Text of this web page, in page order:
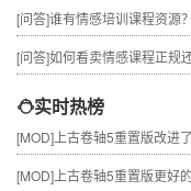
[问答]谁有情感培训课程资源？
[问答]如何看卖情感课程正规
实时热榜
[MOD] 上古卷轴5重置版改进
[MOD] 上古卷轴5重置版更好